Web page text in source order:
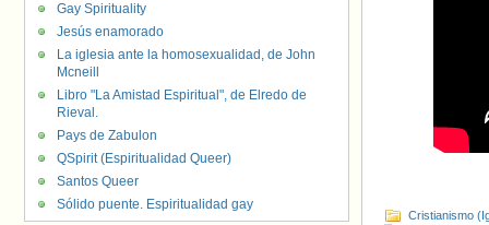
Cristianismo
Gay Spirituality
Jesús enamorado
La iglesia ante la homosexualidad, de John
Mcneill
Libro "La Amistad Espiritual", de Elredo de
Rieval.
Pays de Zabulon
QSpirit (Espiritualidad Queer)
Santos Queer
Sólido puente. Espiritualidad gay